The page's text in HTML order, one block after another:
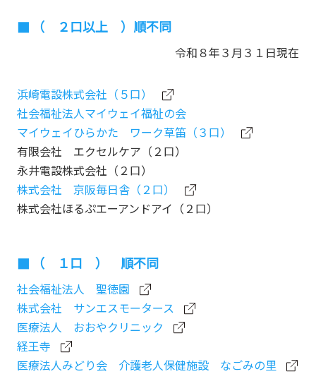
（ ２口以上 ）順不同
令和８年３月３１日現在
浜崎電設株式会社（５口）
社会福祉法人マイウェイ福祉の会
マイウェイひらかた ワーク草笛（３口）
有限会社 エクセルケア（２口）
永井電設株式会社（２口）
株式会社 京阪毎日舎（２口）
株式会社ほるぷエーアンドアイ（２口）
（ １口 ） 順不同
社会福祉法人 聖徳園
株式会社 サンエスモータース
医療法人 おおやクリニック
経王寺
医療法人みどり会 介護老人保健施設 なごみの里